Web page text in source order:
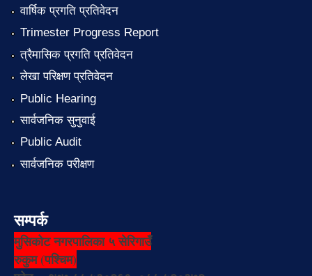
वार्षिक प्रगति प्रतिवेदन
Trimester Progress Report
त्रैमासिक प्रगति प्रतिवेदन
लेखा परिक्षण प्रतिवेदन
Public Hearing
सार्वजनिक सुनुवाई
Public Audit
सार्वजनिक परीक्षण
सम्पर्क
मुसिकोट नगरपालिका ५ सेरिगाउँ
रुकुम (पश्चिम)